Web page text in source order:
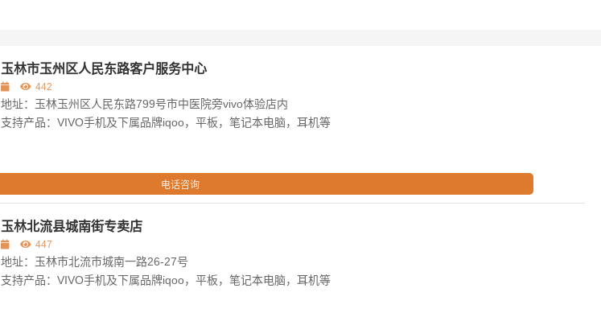
玉林市玉州区人民东路客户服务中心
442
地址：玉林玉州区人民东路799号市中医院旁vivo体验店内
支持产品：VIVO手机及下属品牌iqoo，平板，笔记本电脑，耳机等
电话咨询
玉林北流县城南街专卖店
447
地址：玉林市北流市城南一路26-27号
支持产品：VIVO手机及下属品牌iqoo，平板，笔记本电脑，耳机等